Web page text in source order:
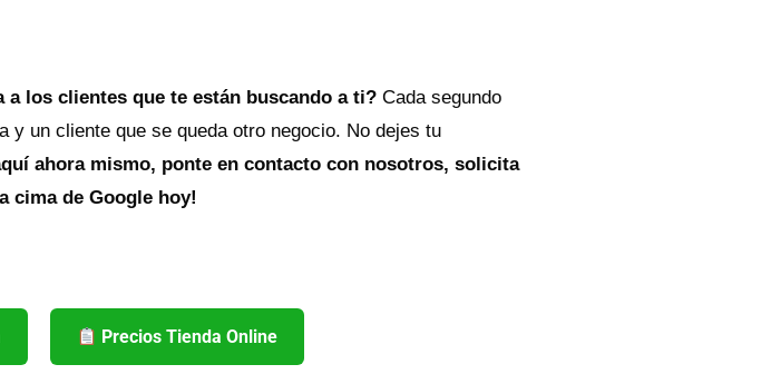
los clientes que te están buscando a ti? Cada segundo
y un cliente que se queda otro negocio. No dejes tu
ahora mismo, ponte en contacto con nosotros, solicita
cima de Google hoy!
Precios Tienda Online